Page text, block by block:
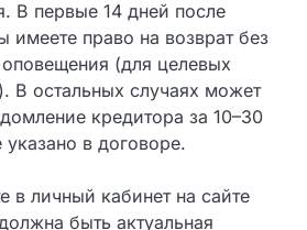
изучите условия
на вашей стороне,
может различаться. В
получения денег вы
без предварительного
займов — 30 дней). В
за 10–30 дней, если